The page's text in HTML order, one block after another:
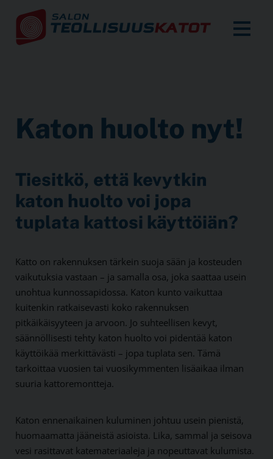
Katon huolto nyt!
Tiesitkö, että kevytkin
katon huolto voi jopa
tuplata kattosi käyttöiän?
Katto on rakennuksen tärkein suoja sään ja kosteuden
vaikutuksia vastaan – ja samalla osa, joka saattaa usein
unohtua kunnossapidossa. Katon kunto vaikuttaa
kuitenkin ratkaisevasti koko rakennuksen
pitkäikäisyyteen ja arvoon. Jo suhteellisen kevyt,
säännöllisesti tehty katon huolto voi pidentää katon
käyttöikää merkittävästi – jopa tuplata sen. Tämä
tarkoittaa vuosien tai vuosikymmenten lisäaikaa ilman
suuria kattoremontteja.
Katon ennenaikainen kuluminen johtuu usein pienistä,
huomaamatta jääneistä asioista. Lika, sammal ja seisova
vesi rasittavat katemateriaaleja ja nopeuttavat kulumista.